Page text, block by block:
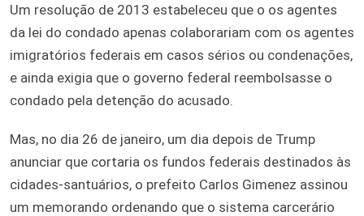
Um resolução de 2013 estabeleceu que o os agentes
da lei do condado apenas colaborariam com os agentes
imigratórios federais em casos sérios ou condenações,
e ainda exigia que o governo federal reembolsasse o
condado pela detenção do acusado.
Mas, no dia 26 de janeiro, um dia depois de Trump
anunciar que cortaria os fundos federais destinados às
cidades-santuários, o prefeito Carlos Gimenez assinou
um memorando ordenando que o sistema carcerário